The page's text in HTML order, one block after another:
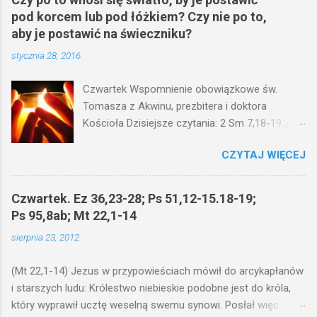
pod korcem lub pod łóżkiem? Czy nie po to,
aby je postawić na świeczniku?
stycznia 28, 2016
Czwartek Wspomnienie obowiązkowe św.
Tomasza z Akwinu, prezbitera i doktora
Kościoła Dzisiejsze czytania: 2 Sm 7,18-19.24-
(Mk 4,21-25) Jezus mówił ludowi: Czy po to
wnosi się światło, by je postawić pod korcem
na świeczniku? Nie ma bowiem nic ukrytego, co
by nie miało wyjść na jaw. Kto ma uszy do
wy mierzycie, odmierzą wam i jeszcze wam
dołożą. Bo kto ma, temu będzie dane; a kto nie
ma, pozbawią go i tego, co ma. W dzisiejszym
CZYTAJ WIĘCEJ
Czwartek. Ez 36,23-28; Ps 51,12-15.18-19;
Ps 95,8ab; Mt 22,1-14
sierpnia 23, 2012
(Mt 22,1-14) Jezus w przypowieściach mówił do arcykapłanów
i starszych ludu: Królestwo niebieskie podobne jest do króla,
który wyprawił ucztę weselną swemu synowi. Posłał więc